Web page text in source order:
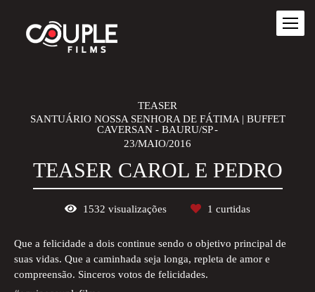
TEASER
SANTUÁRIO NOSSA SENHORA DE FÁTIMA | BUFFET
CAVERSAN - BAURU/SP
23/MAIO/2016
TEASER CAROL E PEDRO
1532 visualizações 1 curtidas
Que a felicidade a dois continue sendo o objetivo principal de
suas vidas. Que a caminhada seja longa, repleta de amor e
compreensão. Sinceros votos de felicidades.